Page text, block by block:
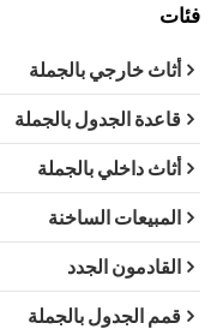
فئات
أثاث خارجي بالجملة
قاعدة الجدول بالجملة
أثاث داخلي بالجملة
المبيعات الساخنة
القادمون الجدد
قمم الجدول بالجملة